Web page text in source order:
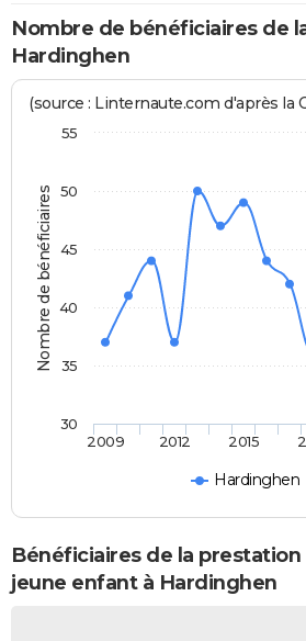
Nombre de bénéficiaires de
Hardinghen
Nombre de bénéficiaires
(source : Linternaute.com d'après la
Hardinghen
2009 2012 2015
30
35
40
45
50
55
Bénéficiaires de la
jeune enfant à Hardinghen